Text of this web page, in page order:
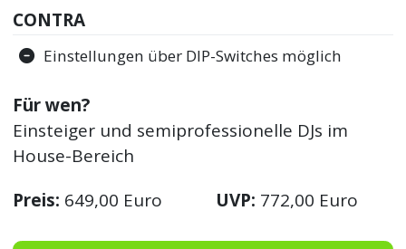
CONTRA
Einstellungen über DIP-Switches möglich
Für wen?
Einsteiger und semiprofessionelle DJs im
House-Bereich
Preis: 649,00 Euro UVP: 772,00 Euro